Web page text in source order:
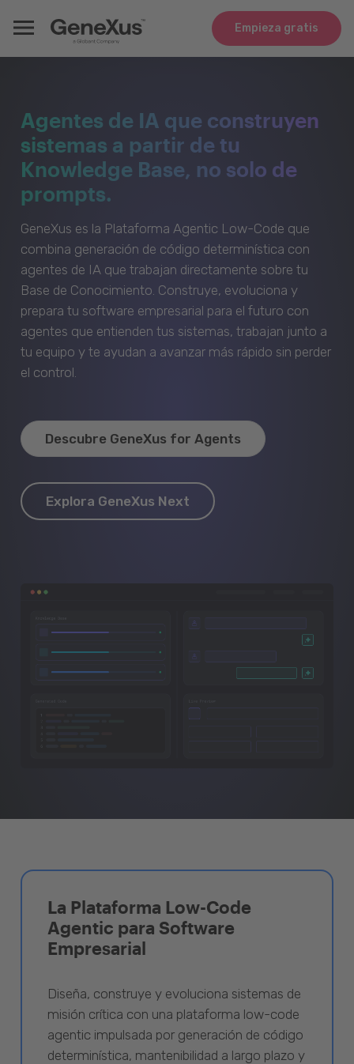
Empieza gratis
Agentes de IA que construyen
sistemas a partir de tu
Knowledge Base, no solo de
prompts.
GeneXus es la Plataforma Agentic Low-Code que
combina generación de código determinística con
agentes de IA que trabajan directamente sobre tu
Base de Conocimiento. Construye, evoluciona y
prepara tu software empresarial para el futuro con
agentes que entienden tus sistemas, trabajan junto a
tu equipo y te ayudan a avanzar más rápido sin perder
el control.
Descubre GeneXus for Agents
Explora GeneXus Next
La Plataforma Low-Code
Agentic para Software
Empresarial
Diseña, construye y evoluciona sistemas de
misión crítica con una plataforma low-code
agentic impulsada por generación de código
determinística, mantenibilidad a largo plazo y